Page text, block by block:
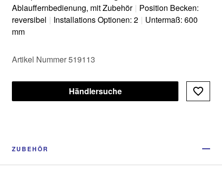
Ablauffernbedienung, mit Zubehör | Position Becken:
reversibel | Installations Optionen: 2 | Untermaß: 600
mm
Artikel Nummer 519113
Händlersuche
ZUBEHÖR